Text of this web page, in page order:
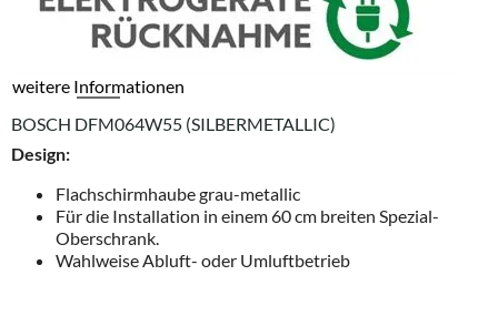
weitere Informationen
BOSCH DFM064W55 (SILBERMETALLIC)
Design:
Flachschirmhaube grau-metallic
Für die Installation in einem 60 cm breiten Spezial-
Oberschrank.
Wahlweise Abluft- oder Umluftbetrieb